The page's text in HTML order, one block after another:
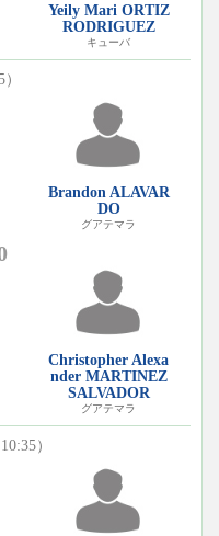
Yeily Mari ORTIZ
RODRIGUEZ
キューバ
Brandon ALAVAR
DO
グアテマラ
Christopher Alexa
nder MARTINEZ
SALVADOR
グアテマラ
）